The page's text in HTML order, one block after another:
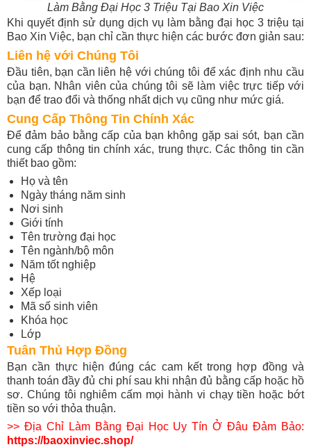
Làm Bằng Đại Học 3 Triệu Tại Bao Xin Việc
Khi quyết định sử dụng dịch vụ làm bằng đại học 3 triệu tại
Bao Xin Việc, bạn chỉ cần thực hiện các bước đơn giản sau:
Liên hệ với Chúng Tôi
Đầu tiên, bạn cần liên hệ với chúng tôi để xác định nhu cầu
của bạn. Nhân viên của chúng tôi sẽ làm việc trực tiếp với
bạn để trao đổi và thống nhất dịch vụ cũng như mức giá.
Cung Cấp Thông Tin Chính Xác
Để đảm bảo bằng cấp của bạn không gặp sai sót, bạn cần
cung cấp thông tin chính xác, trung thực. Các thông tin cần
thiết bao gồm:
Họ và tên
Ngày tháng năm sinh
Nơi sinh
Giới tính
Tên trường đại học
Tên ngành/bộ môn
Năm tốt nghiệp
Hệ
Xếp loại
Mã số sinh viên
Khóa học
Lớp
Tuân Thủ Hợp Đồng
Bạn cần thực hiện đúng các cam kết trong hợp đồng và
thanh toán đầy đủ chi phí sau khi nhận đủ bằng cấp hoặc hồ
sơ. Chúng tôi nghiêm cấm mọi hành vi chạy tiền hoặc bớt
tiền so với thỏa thuận.
>> Địa Chỉ Làm Bằng Đại Học Uy Tín Ở Đâu Đảm Bảo:
https://baoxinviec.shop/